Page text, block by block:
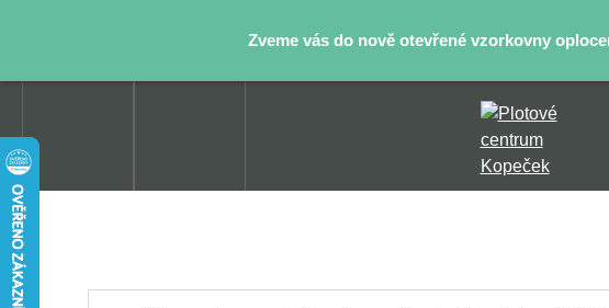
Zveme vás do nově otevřené vzorkovny